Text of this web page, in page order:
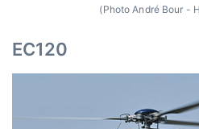
(Photo André Bour -
EC120